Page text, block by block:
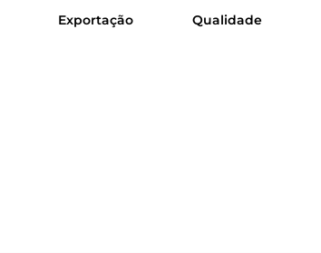
Exportação Qualidade